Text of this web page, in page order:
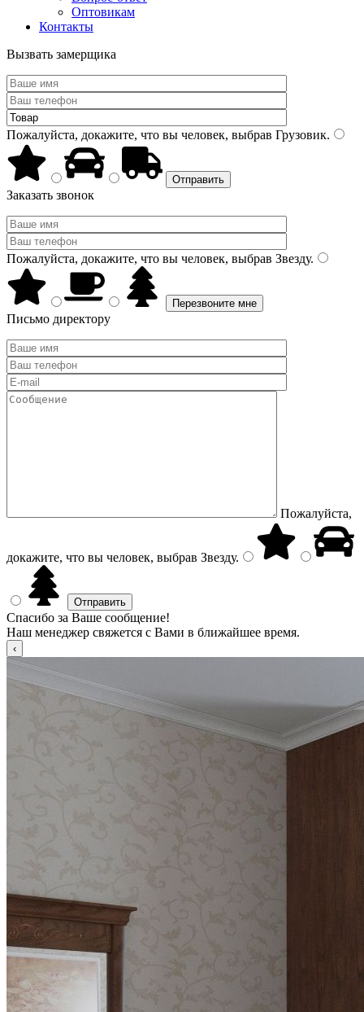
Оптовикам
Контакты
Вызвать замерщика
Пожалуйста, докажите, что вы человек, выбрав Грузовик.
Заказать звонок
Пожалуйста, докажите, что вы человек, выбрав Звезду.
Письмо директору
Пожалуйста,
докажите, что вы человек, выбрав Звезду.
Спасибо за Ваше сообщение!
Наш менеджер свяжется с Вами в ближайшее время.